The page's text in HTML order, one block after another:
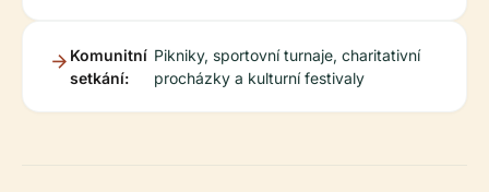
Komunitní
setkání:
Pikniky, sportovní turnaje, charitativní
procházky a kulturní festivaly